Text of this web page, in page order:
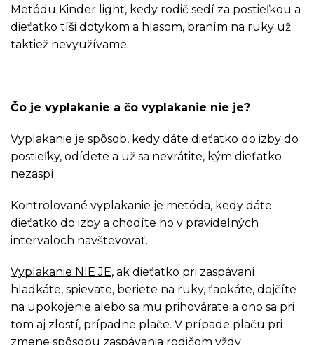
Metódu Kinder light, kedy rodič sedí za postieľkou a
dieťatko tíši dotykom a hlasom, braním na ruky už
taktiež nevyužívame.
Čo je vyplakanie a čo vyplakanie nie je?
Vyplakanie je spôsob, kedy dáte dieťatko do izby do
postieľky, odídete a už sa nevrátite, kým dieťatko
nezaspí.
Kontrolované vyplakanie je metóda, kedy dáte
dieťatko do izby a chodíte ho v pravidelných
intervaloch navštevovať.
Vyplakanie NIE JE, ak dieťatko pri zaspávaní
hladkáte, spievate, beriete na ruky, ťapkáte, dojčíte
na upokojenie alebo sa mu prihovárate a ono sa pri
tom aj zlostí, prípadne plače. V prípade plaču pri
zmene spôsobu zaspávania rodičom vždy